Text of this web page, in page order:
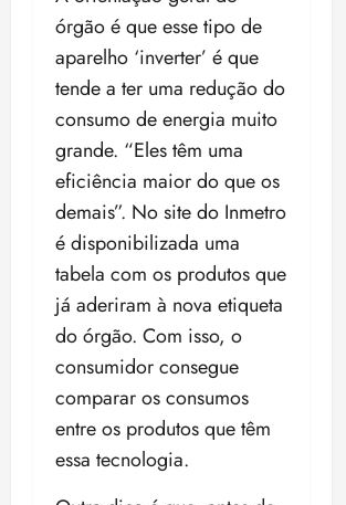
órgão é que esse tipo de
aparelho ‘inverter’ é que
tende a ter uma redução do
consumo de energia muito
grande. “Eles têm uma
eficiência maior do que os
demais”. No site do Inmetro
é disponibilizada uma
tabela com os produtos que
já aderiram à nova etiqueta
do órgão. Com isso, o
consumidor consegue
comparar os consumos
entre os produtos que têm
essa tecnologia.